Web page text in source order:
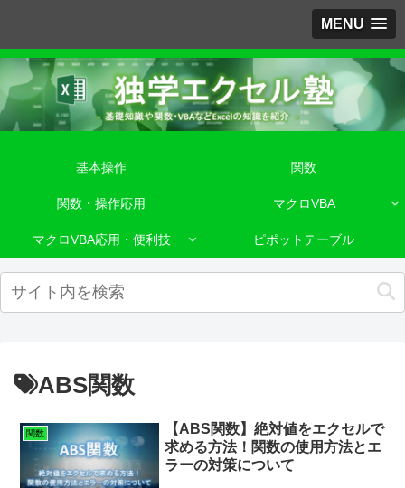
MENU
基本操作 関数
関数・操作応用 マクロVBA
マクロVBA応用・便利技 ピポットテーブル
ABS関数
関数
【ABS関数】絶対値をエクセルで
求める方法！関数の使用方法とエ
ラーの対策について